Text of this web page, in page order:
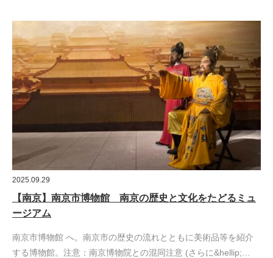
2025.09.29
【南京】南京市博物館 南京の歴史と文化をたどるミュ
ージアム
南京市博物館 へ。南京市の歴史の流れとともに美術品等を紹介
する博物館。注意：南京博物院との混同注意 (さらに&hellip;…